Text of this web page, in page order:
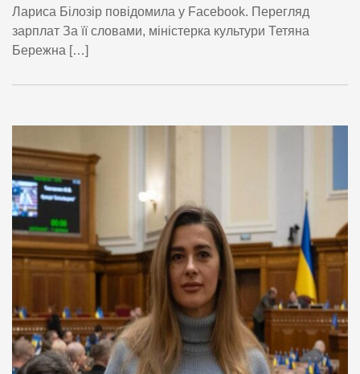
Лариса Білозір повідомила у Facebook. Перегляд
зарплат За її словами, міністерка культури Тетяна
Бережна […]